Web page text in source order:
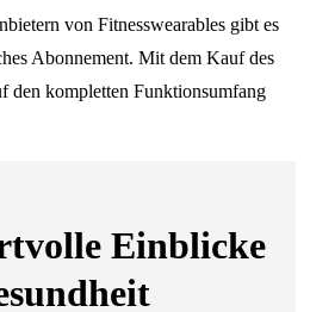
von Fitnesswearables gibt es
Abonnement. Mit dem Kauf des
den kompletten Funktionsumfang
Einblicke